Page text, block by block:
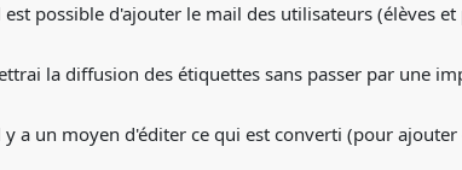
est possible d'ajouter le mail des utilisateurs (élèves
la diffusion des étiquettes sans passer par une
y a un moyen d'éditer ce qui est converti (pour